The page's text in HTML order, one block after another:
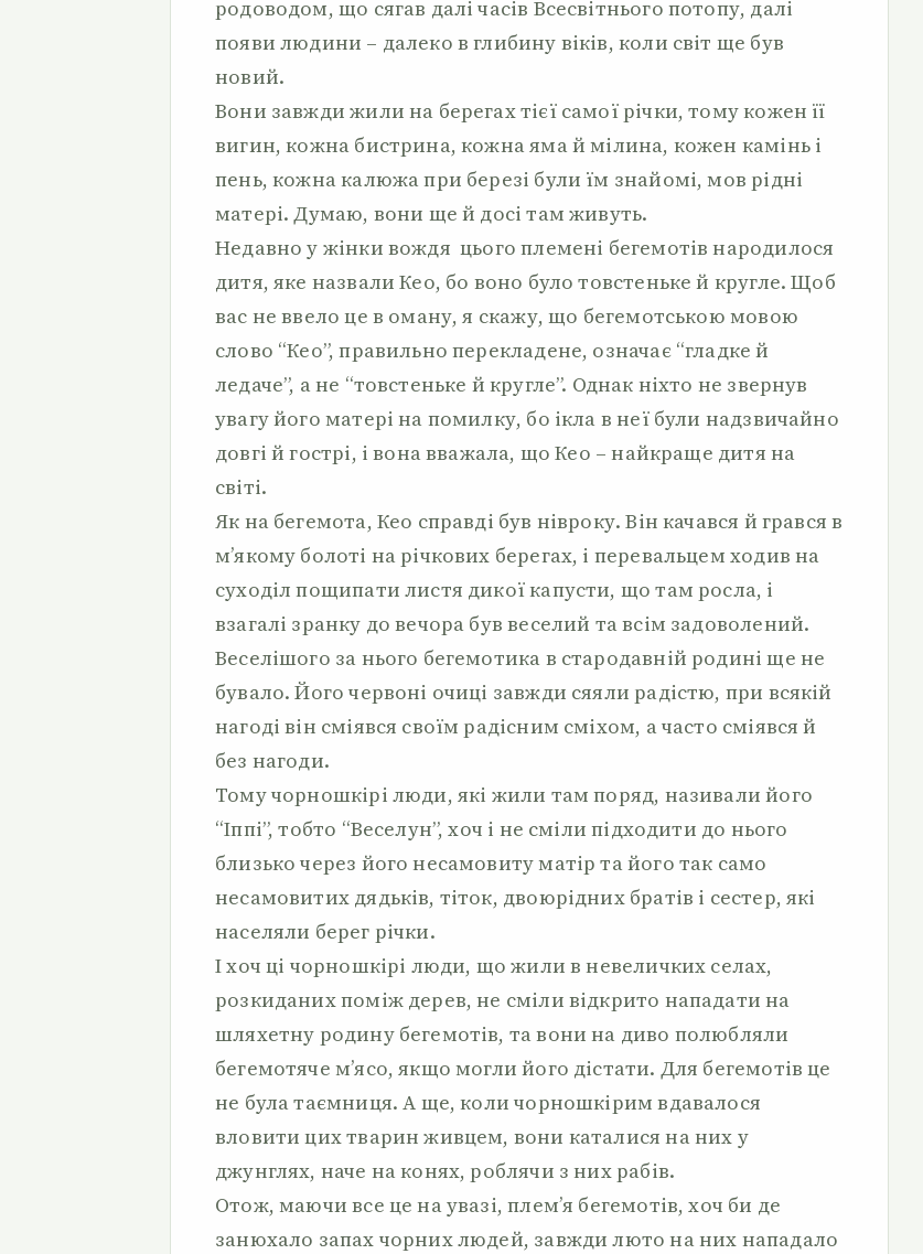
родоводом, що сягав далі часів Всесвітнього потопу, далі
появи людини – далеко в глибину віків, коли світ ще був
новий.
Вони завжди жили на берегах тієї самої річки, тому кожен її
вигин, кожна бистрина, кожна яма й мілина, кожен камінь і
пень, кожна калюжа при березі були їм знайомі, мов рідні
матері. Думаю, вони ще й досі там живуть.
Недавно у жінки вождя цього племені бегемотів народилося
дитя, яке назвали Кео, бо воно було товстеньке й кругле. Щоб
вас не ввело це в оману, я скажу, що бегемотською мовою
слово “Кео”, правильно перекладене, означає “гладке й
ледаче”, а не “товстеньке й кругле”. Однак ніхто не звернув
увагу його матері на помилку, бо ікла в неї були надзвичайно
довгі й гострі, і вона вважала, що Кео – найкраще дитя на
світі.
Як на бегемота, Кео справді був нівроку. Він качався й грався в
м’якому болоті на річкових берегах, і перевальцем ходив на
суходіл пощипати листя дикої капусти, що там росла, і
взагалі зранку до вечора був веселий та всім задоволений.
Веселішого за нього бегемотика в стародавній родині ще не
бувало. Його червоні очиці завжди сяяли радістю, при всякій
нагоді він сміявся своїм радісним сміхом, а часто сміявся й
без нагоди.
Тому чорношкірі люди, які жили там поряд, називали його
“Іппі”, тобто “Веселун”, хоч і не сміли підходити до нього
близько через його несамовиту матір та його так само
несамовитих дядьків, тіток, двоюрідних братів і сестер, які
населяли берег річки.
І хоч ці чорношкірі люди, що жили в невеличких селах,
розкиданих поміж дерев, не сміли відкрито нападати на
шляхетну родину бегемотів, та вони на диво полюбляли
бегемотяче м’ясо, якщо могли його дістати. Для бегемотів це
не була таємниця. А ще, коли чорношкірим вдавалося
вловити цих тварин живцем, вони каталися на них у
джунглях, наче на конях, роблячи з них рабів.
Отож, маючи все це на увазі, плем’я бегемотів, хоч би де
занюхало запах чорних людей, завжди люто на них нападало